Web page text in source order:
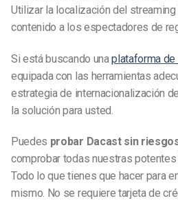
Utilizar la localización del streaming
contenido a los espectadores de
Si está buscando unaplataforma
equipada con las herramientas
estrategia de internacionalización
la solución para usted.
Puedes probar Dacast sin
comprobar todas nuestras
Todo lo que tienes que hacer para
mismo. No se requiere tarjeta de